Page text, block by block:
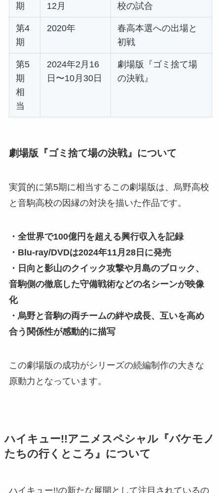
期
12月
校の試合
第4
期
2020年
春高本選への出場と
初戦
第5
期
相
当
2024年2月16
日〜10月30日
劇場版『ゴミ捨て場
の決戦』
劇場版『ゴミ捨て場の決戦』について
実質的に第5期に相当するこの劇場版は、烏野高校
と音駒高校の因縁の対決を描いた作品です。
・全世界で100億円を超える興行収入を記録
・Blu-ray/DVDは2024年11月28日に発売
・日向と影山のクイック攻撃や月島のブロック、
音駒側の徹底した守備戦術などの名シーンが映像
化
・烏野と音駒の両チームの絆や成長、互いを高め
合う関係性が感動的に描写
この劇場版の成功がシリーズの続編制作の大きな
原動力となっています。
ハイキュー!!アニメスペシャル『バケモノ
たちの行くところ』について
ハイキュー!!の新たな展開として注目されているの